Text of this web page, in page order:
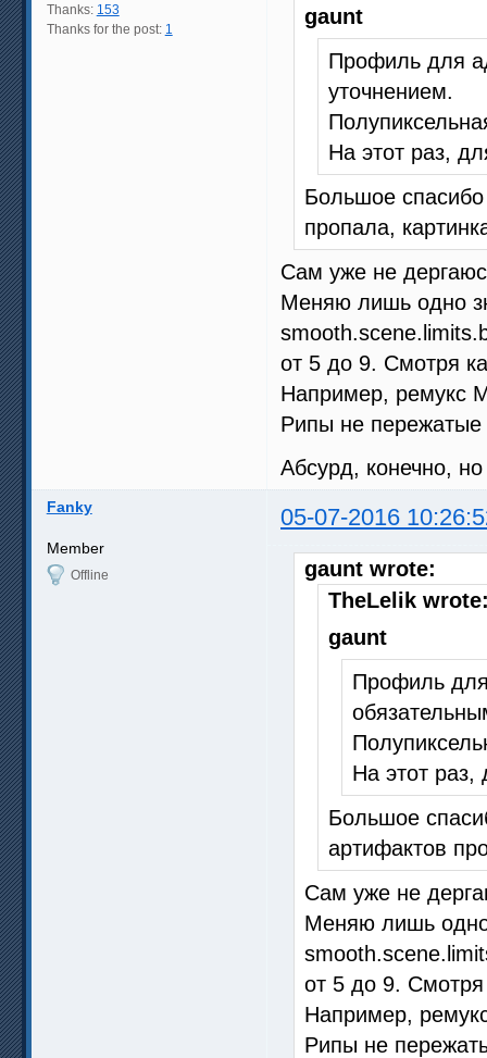
Thanks: 153
Thanks for the post: 1
gaunt
Профиль для
уточнением.
На этот раз,
Большое спасибо
пропала,
Сам уже не
Меняю лишь одно
от 5 до 9. Смотря
Например, ремукс
Рипы не пережатые
Абсурд, конечно,
Fanky 05-07-2016
Member
Offline
gaunt wrote:
TheLelik
gaunt
Профиль
На этот
Большое
артифактов
Сам уже не
Меняю лишь
от 5 до 9.
Например,
Рипы не